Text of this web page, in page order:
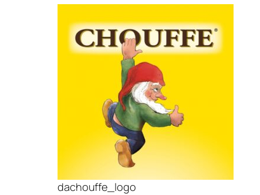
dachouffe_logo